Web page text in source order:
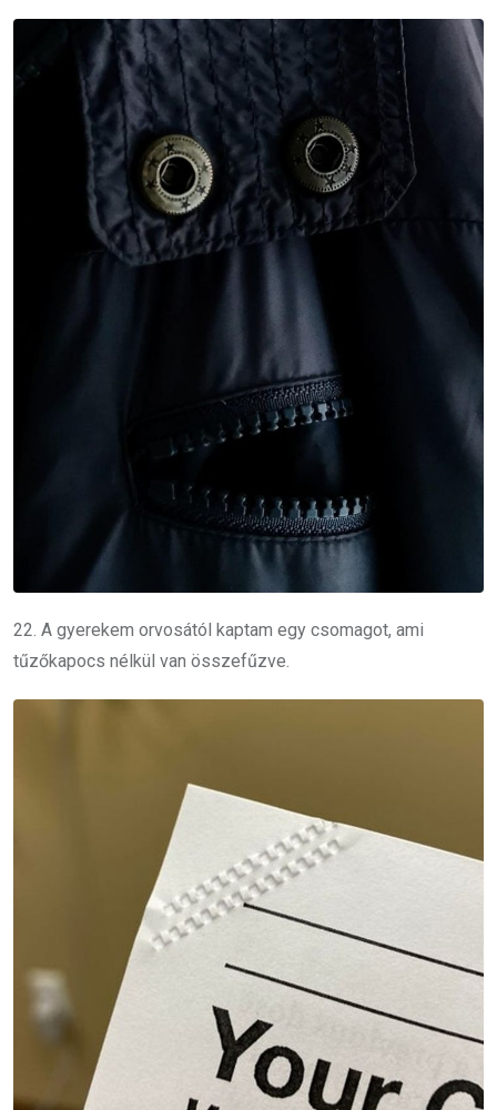
22. A gyerekem orvosától kaptam egy csomagot, ami
tűzőkapocs nélkül van összefűzve.